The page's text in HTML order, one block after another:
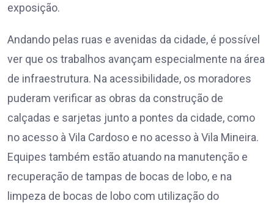
exposição.
Andando pelas ruas e avenidas da cidade, é possível
ver que os trabalhos avançam especialmente na área
de infraestrutura. Na acessibilidade, os moradores
puderam verificar as obras da construção de
calçadas e sarjetas junto a pontes da cidade, como
no acesso à Vila Cardoso e no acesso à Vila Mineira.
Equipes também estão atuando na manutenção e
recuperação de tampas de bocas de lobo, e na
limpeza de bocas de lobo com utilização do